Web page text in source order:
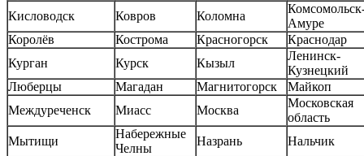
Кисловодск Ковров Коломна
Амуре
Королёв
Кострома Красногорск
Краснодар
Курган
Курск Кызыл
Ленинск-
Кузнецкий
Люберцы
Магадан Магнитогорск
Майкоп
Междуреченск
Миасс Москва
Московская
область
Мытищи
Набережные
Челны
Назрань
Нальчик